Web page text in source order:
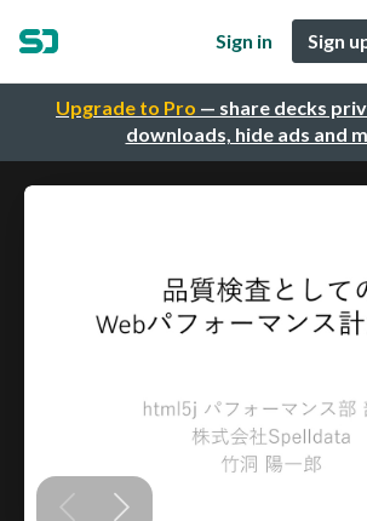
Upgrade to Pro — share decks
downloads, hide ads and
Sign in Sign